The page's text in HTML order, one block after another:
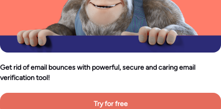
Get rid of email bounces with powerful, secure and caring email
verification tool!
Try for free